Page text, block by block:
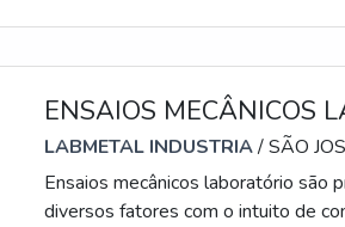
ENSAIOS MECÂNICOS
LABMETAL INDUSTRIA/ SÃO
Ensaios mecânicos laboratório são
diversos fatores com o intuito de